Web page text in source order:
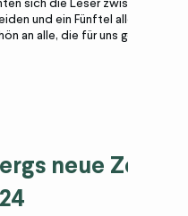
und ein Fünftel aller Stimmen
an alle, die für uns gestimmt
neue Zelte